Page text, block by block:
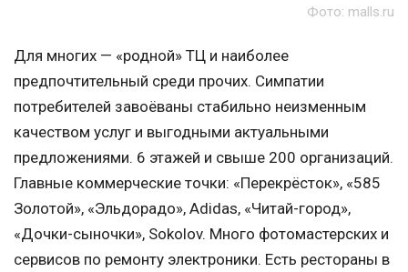
Фото: malls.ru
Для многих — «родной» ТЦ и наиболее
предпочтительный среди прочих. Симпатии
потребителей завоёваны стабильно неизменным
качеством услуг и выгодными актуальными
предложениями. 6 этажей и свыше 200 организаций.
Главные коммерческие точки: «Перекрёсток», «585
Золотой», «Эльдорадо», Adidas, «Читай-город»,
«Дочки-сыночки», Sokolov. Много фотомастерских и
сервисов по ремонту электроники. Есть рестораны в